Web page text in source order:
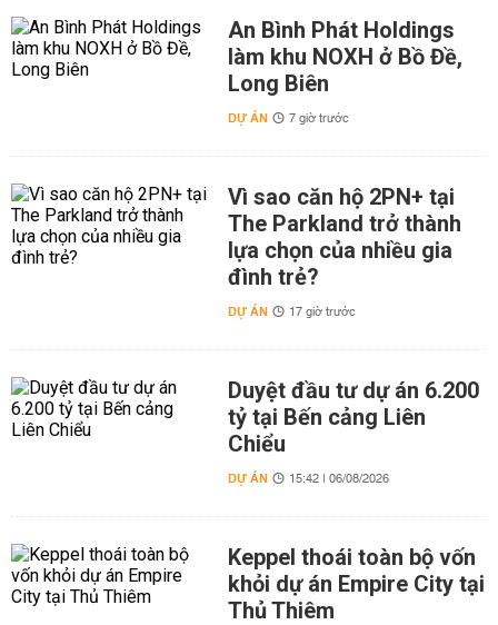
An Bình Phát Holdings
làm khu NOXH ở Bồ Đề,
Long Biên
DỰ ÁN 7 giờ trước
Vì sao căn hộ 2PN+ tại
The Parkland trở thành
lựa chọn của nhiều gia
đình trẻ?
DỰ ÁN 17 giờ trước
Duyệt đầu tư dự án 6.200
tỷ tại Bến cảng Liên
Chiểu
DỰ ÁN 15:42 | 06/08/2026
Keppel thoái toàn bộ vốn
khỏi dự án Empire City tại
Thủ Thiêm